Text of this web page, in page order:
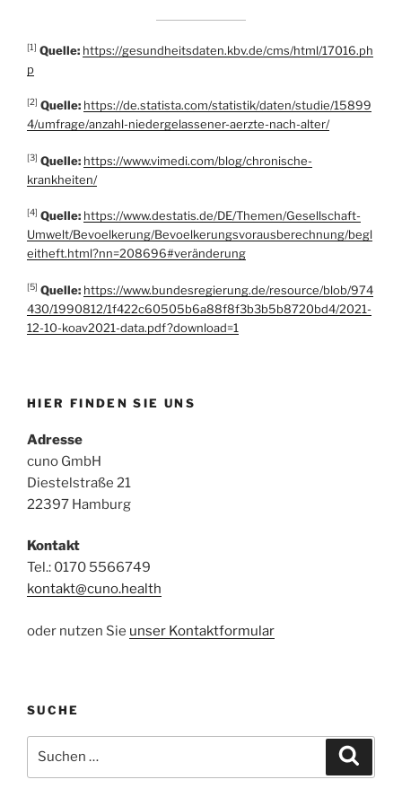
[1] Quelle: https://gesundheitsdaten.kbv.de/cms/html/17016.ph
p
[2] Quelle: https://de.statista.com/statistik/daten/studie/15899
4/umfrage/anzahl-niedergelassener-aerzte-nach-alter/
[3] Quelle: https://www.vimedi.com/blog/chronische-
krankheiten/
[4] Quelle: https://www.destatis.de/DE/Themen/Gesellschaft-
Umwelt/Bevoelkerung/Bevoelkerungsvorausberechnung/begl
eitheft.html?nn=208696#veränderung
[5] Quelle: https://www.bundesregierung.de/resource/blob/974
430/1990812/1f422c60505b6a88f8f3b3b5b8720bd4/2021-
12-10-koav2021-data.pdf?download=1
HIER FINDEN SIE UNS
Adresse
cuno GmbH
Diestelstraße 21
22397 Hamburg
Kontakt
Tel.: 0170 5566749
kontakt@cuno.health
oder nutzen Sie unser Kontaktformular
SUCHE